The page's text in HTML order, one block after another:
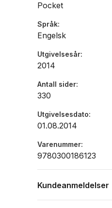
Pocket
Språk
Engelsk
Utgivelsesår
2014
Antall sider
330
Utgivelsesdato
01.08.2014
Varenummer
9780300186123
Kundeanmeldelser